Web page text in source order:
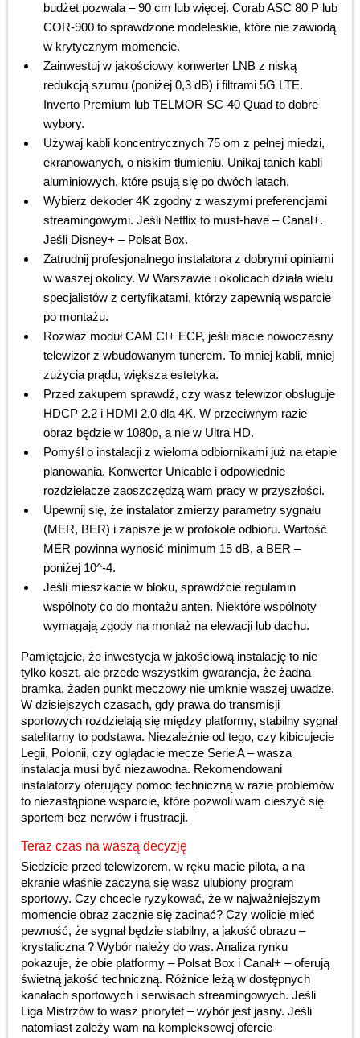
budżet pozwala – 90 cm lub więcej. Corab ASC 80 P lub
COR-900 to sprawdzone modeleskie, które nie zawiodą
w krytycznym momencie.
Zainwestuj w jakościowy konwerter LNB z niską
redukcją szumu (poniżej 0,3 dB) i filtrami 5G LTE.
Inverto Premium lub TELMOR SC-40 Quad to dobre
wybory.
Używaj kabli koncentrycznych 75 om z pełnej miedzi,
ekranowanych, o niskim tłumieniu. Unikaj tanich kabli
aluminiowych, które psują się po dwóch latach.
Wybierz dekoder 4K zgodny z waszymi preferencjami
streamingowymi. Jeśli Netflix to must-have – Canal+.
Jeśli Disney+ – Polsat Box.
Zatrudnij profesjonalnego instalatora z dobrymi opiniami
w waszej okolicy. W Warszawie i okolicach działa wielu
specjalistów z certyfikatami, którzy zapewnią wsparcie
po montażu.
Rozważ moduł CAM CI+ ECP, jeśli macie nowoczesny
telewizor z wbudowanym tunerem. To mniej kabli, mniej
zużycia prądu, większa estetyka.
Przed zakupem sprawdź, czy wasz telewizor obsługuje
HDCP 2.2 i HDMI 2.0 dla 4K. W przeciwnym razie
obraz będzie w 1080p, a nie w Ultra HD.
Pomyśl o instalacji z wieloma odbiornikami już na etapie
planowania. Konwerter Unicable i odpowiednie
rozdzielacze zaoszczędzą wam pracy w przyszłości.
Upewnij się, że instalator zmierzy parametry sygnału
(MER, BER) i zapisze je w protokole odbioru. Wartość
MER powinna wynosić minimum 15 dB, a BER –
poniżej 10^-4.
Jeśli mieszkacie w bloku, sprawdźcie regulamin
wspólnoty co do montażu anten. Niektóre wspólnoty
wymagają zgody na montaż na elewacji lub dachu.
Pamiętajcie, że inwestycja w jakościową instalację to nie
tylko koszt, ale przede wszystkim gwarancja, że żadna
bramka, żaden punkt meczowy nie umknie waszej uwadze.
W dzisiejszych czasach, gdy prawa do transmisji
sportowych rozdzielają się między platformy, stabilny sygnał
satelitarny to podstawa. Niezależnie od tego, czy kibicujecie
Legii, Polonii, czy oglądacie mecze Serie A – wasza
instalacja musi być niezawodna. Rekomendowani
instalatorzy oferujący pomoc techniczną w razie problemów
to niezastąpione wsparcie, które pozwoli wam cieszyć się
sportem bez nerwów i frustracji.
Teraz czas na waszą decyzję
Siedzicie przed telewizorem, w ręku macie pilota, a na
ekranie właśnie zaczyna się wasz ulubiony program
sportowy. Czy chcecie ryzykować, że w najważniejszym
momencie obraz zacznie się zacinać? Czy wolicie mieć
pewność, że sygnał będzie stabilny, a jakość obrazu –
krystaliczna ? Wybór należy do was. Analiza rynku
pokazuje, że obie platformy – Polsat Box i Canal+ – oferują
świetną jakość techniczną. Różnice leżą w dostępnych
kanałach sportowych i serwisach streamingowych. Jeśli
Liga Mistrzów to wasz priorytet – wybór jest jasny. Jeśli
natomiast zależy wam na kompleksowej ofercie